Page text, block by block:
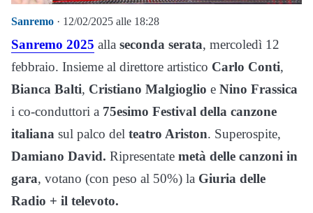
Sanremo · 12/02/2025 alle 18:28
Sanremo 2025 alla seconda serata, mercoledì 12
febbraio. Insieme al direttore artistico Carlo Conti,
Bianca Balti, Cristiano Malgioglio e Nino Frassica
i co-conduttori a 75esimo Festival della canzone
italiana sul palco del teatro Ariston. Superospite,
Damiano David. Ripresentate metà delle canzoni in
gara, votano (con peso al 50%) la Giuria delle
Radio + il televoto.